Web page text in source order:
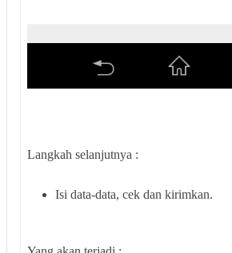
Langkah selanjutnya :
Isi data-data, cek dan kirimkan.